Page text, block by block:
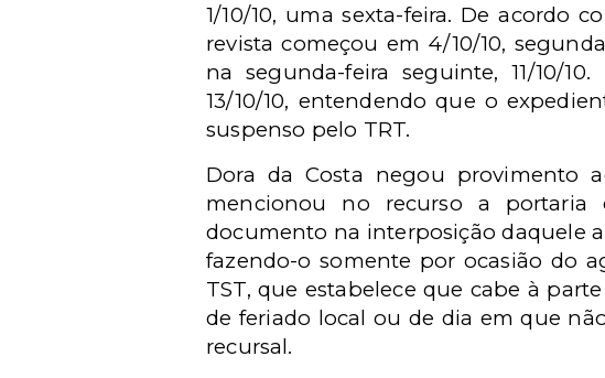
1/10/10, uma sexta-feira. De acordo
revista começou em 4/10/10,
na segunda-feira seguinte, 11/10/
13/10/10, entendendo que o
suspenso pelo TRT.
Dora da Costa negou provimento
mencionou no recurso a
documento na interposição daquele
fazendo-o somente por ocasião do
TST, que estabelece que cabe à
de feriado local ou de dia em que
recursal.